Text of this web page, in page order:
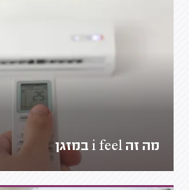
מה זה i feel במזגן